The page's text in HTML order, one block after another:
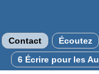
Contact Écoutez
6 Écrire pour les